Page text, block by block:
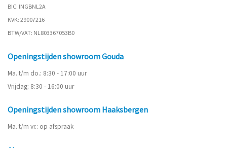
BIC: INGBNL2A
KVK: 29007216
BTW/VAT: NL803367053B0
Openingstijden showroom Gouda
Ma. t/m do.: 8:30 - 17:00 uur
Vrijdag: 8:30 - 16:00 uur
Openingstijden showroom Haaksbergen
Ma. t/m vr.: op afspraak